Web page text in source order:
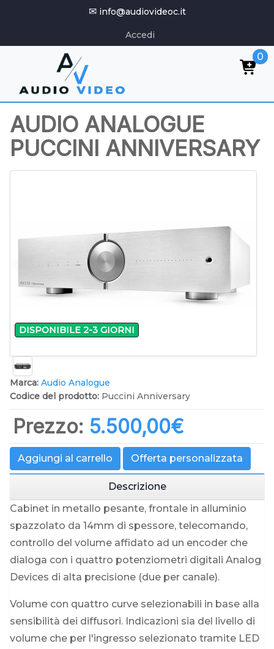
✉ info@audiovideoc.it
Accedi
0
AUDIO ANALOGUE
PUCCINI ANNIVERSARY
DISPONIBILE 2-3 GIORNI
Marca: Audio Analogue
Codice del prodotto: Puccini Anniversary
Prezzo: 5.500,00‎€
Aggiungi al carrello Offerta personalizzata
Descrizione
Cabinet in metallo pesante, frontale in alluminio
spazzolato da 14mm di spessore, telecomando,
controllo del volume affidato ad un encoder che
dialoga con i quattro potenziometri digitali Analog
Devices di alta precisione (due per canale).
Volume con quattro curve selezionabili in base alla
sensibilità dei diffusori. Indicazioni sia del livello di
volume che per l'ingresso selezionato tramite LED